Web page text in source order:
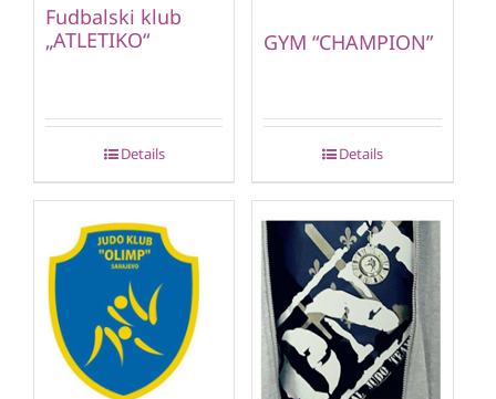
Fudbalski klub
„ATLETIKO“
Details
GYM “CHAMPION”
Details